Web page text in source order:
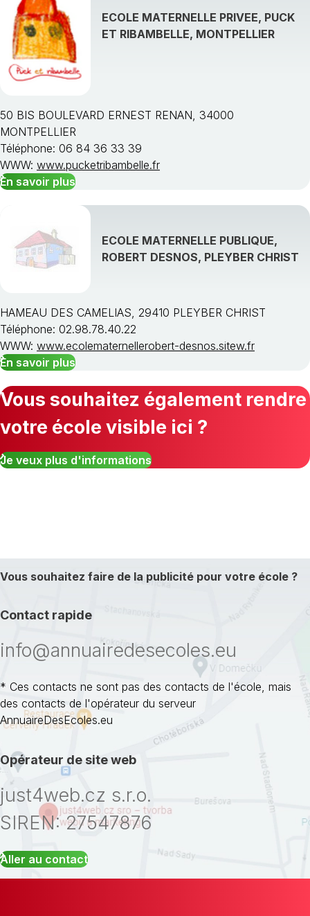
ECOLE MATERNELLE PRIVEE, PUCK
ET RIBAMBELLE, MONTPELLIER
50 BIS BOULEVARD ERNEST RENAN, 34000
MONTPELLIER
Téléphone: 06 84 36 33 39
WWW: www.pucketribambelle.fr
En savoir plus
ECOLE MATERNELLE PUBLIQUE,
ROBERT DESNOS, PLEYBER CHRIST
HAMEAU DES CAMELIAS, 29410 PLEYBER CHRIST
Téléphone: 02.98.78.40.22
WWW: www.ecolematernellerobert-desnos.sitew.fr
En savoir plus
Vous souhaitez également rendre
votre école visible ici ?
Je veux plus d'informations
Vous souhaitez faire de la publicité pour votre école ?
Contact rapide
info@annuairedesecoles.eu
* Ces contacts ne sont pas des contacts de l'école, mais
des contacts de l'opérateur du serveur
AnnuaireDesEcoles.eu
Opérateur de site web
just4web.cz s.r.o.
SIREN: 27547876
Aller au contact